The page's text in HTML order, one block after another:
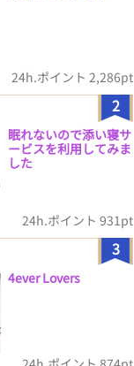
24h.ポイント 2,286pt
2
眠れないので添い寝サ
ービスを利用してみま
した
24h.ポイント 931pt
3
4ever Lovers